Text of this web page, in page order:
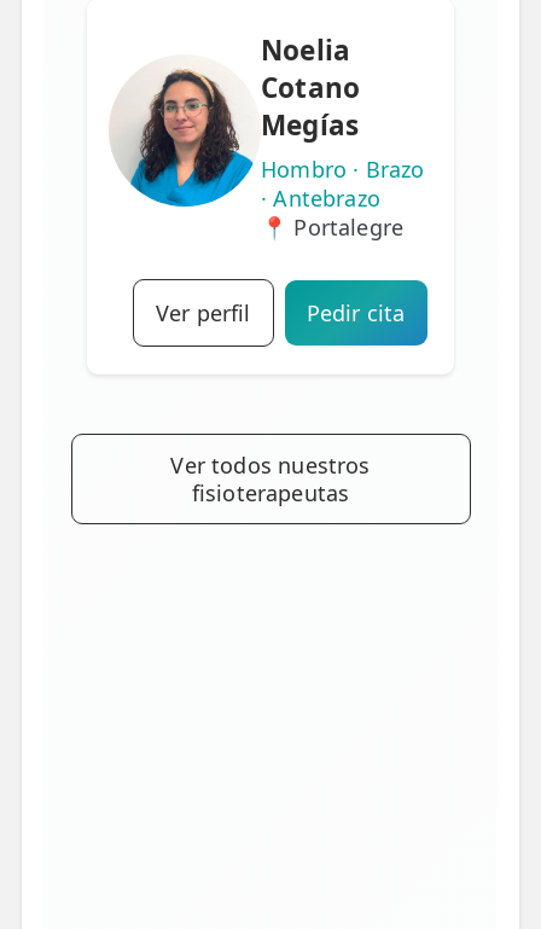
Noelia
Cotano
Megías
Hombro · Brazo
· Antebrazo
📍 Portalegre
Ver perfil Pedir cita
Ver todos nuestros
fisioterapeutas